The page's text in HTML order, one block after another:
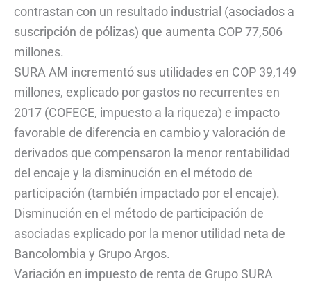
contrastan con un resultado industrial (asociados a
suscripción de pólizas) que aumenta COP 77,506
millones.
SURA AM incrementó sus utilidades en COP 39,149
millones, explicado por gastos no recurrentes en
2017 (COFECE, impuesto a la riqueza) e impacto
favorable de diferencia en cambio y valoración de
derivados que compensaron la menor rentabilidad
del encaje y la disminución en el método de
participación (también impactado por el encaje).
Disminución en el método de participación de
asociadas explicado por la menor utilidad neta de
Bancolombia y Grupo Argos.
Variación en impuesto de renta de Grupo SURA